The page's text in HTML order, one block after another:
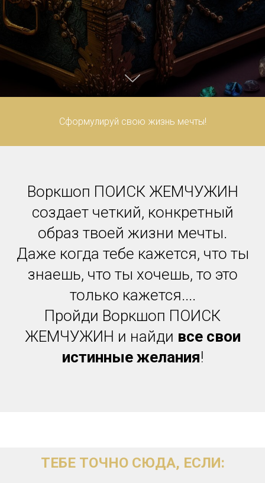
Сформулируй свою жизнь мечты!
Воркшоп ПОИСК ЖЕМЧУЖИН
создает четкий, конкретный
образ твоей жизни мечты.
Даже когда тебе кажется, что ты
знаешь, что ты хочешь, то это
только кажется....
Пройди Воркшоп ПОИСК
ЖЕМЧУЖИН и найди все свои
истинные желания!
ТЕБЕ ТОЧНО СЮДА, ЕСЛИ: